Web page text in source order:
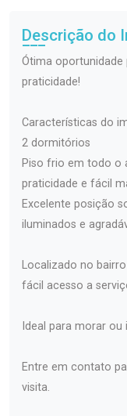
Descrição do
Ótima
praticidade!
Características do
2 dormitórios
Piso frio em todo o
praticidade e fácil
Excelente posição
iluminados e
Localizado no
fácil acesso a
Ideal para morar ou
Entre em contato
visita.